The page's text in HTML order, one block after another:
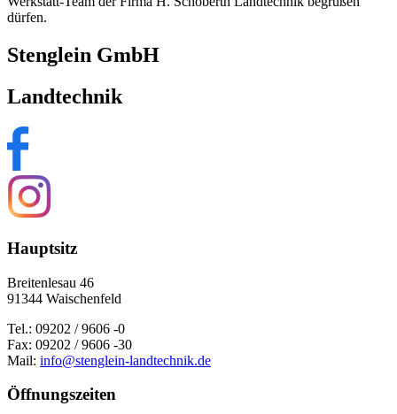
dürfen.
Stenglein GmbH
Landtechnik
Hauptsitz
Breitenlesau 46
91344 Waischenfeld
Tel.: 09202 / 9606 -0
Fax: 09202 / 9606 -30
Mail: info@stenglein-landtechnik.de
Öffnungszeiten